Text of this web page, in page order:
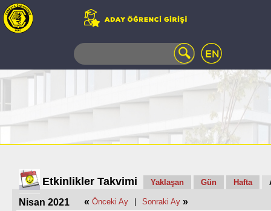
TELEFON
AÇILAN
UZAKTAN
EĞİTİM
KAMPÜSTE
Etkinlikler Takvimi Yaklaşan Gün Hafta
Nisan 2021 « Önceki Ay | Sonraki Ay »